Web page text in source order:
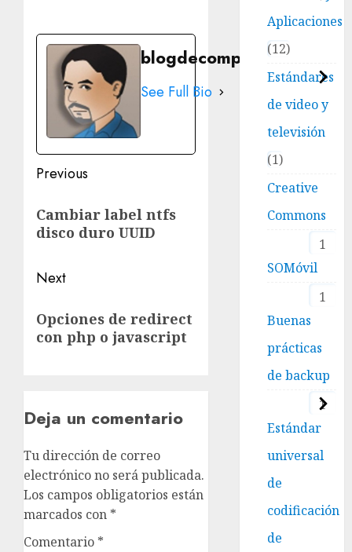
blogdecomputo.com
See Full Bio
Post
navigation
Previous
post:
Cambiar label ntfs
disco duro UUID
Next
post:
Opciones de redirect
con php o javascript
Deja un comentario
Tu dirección de correo
electrónico no será publicada.
Los campos obligatorios están
marcados con *
Comentario *
Aplicaciones
12
Estándares
de video y
televisión
1
Creative
Commons
1
SOMóvil
1
Buenas
prácticas
de backup
1
Estándar
universal
de
codificación
de